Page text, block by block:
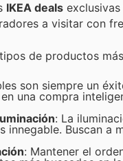
IKEA deals
a visitar con
de productos
son siempre un
una compra
: La
innegable. Buscan a
: Mantener el